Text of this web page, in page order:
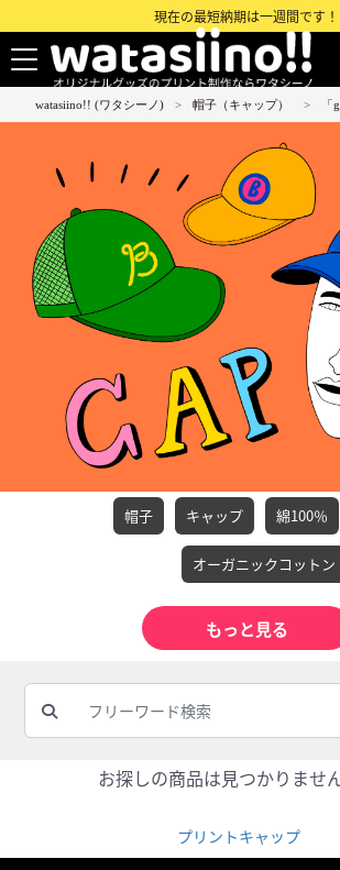
現在の最短納期は一週間です！
watasiino!! (ワタシーノ) 帽子（キャップ）
帽子 キャップ 綿100％
オーガニックコットン
お探しの商品は見つかりませ
プリントキャップ